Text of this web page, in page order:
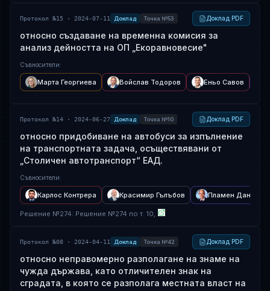
Протокол №15 · 2024-07-11 Доклад Точка №53 Доклад PDF
относно създаване на временна комисия за
анализ дейността на ОП „Екоравновесие"
Съвносители:
Марта Георгиева Войслав Тодоров Еньо Савов
Протокол №14 · 2024-06-27 Доклад Точка №10 Доклад PDF
относно придобиване на автобуси за изпълнение
на транспортната задача, осъществявани от
„Столичен автотранспорт“ ЕАД.
Съвносители:
Карлос Контрера Красимир Гълъбов Пламен
Решение №274: Решение №274 по т. 10,
Протокол №08 · 2024-04-11 Доклад Точка №42 Доклад PDF
относно неправомерно разполагане на знаме на
чужда държава, като отличителен знак на
сградата, в която се разполага местната власт на